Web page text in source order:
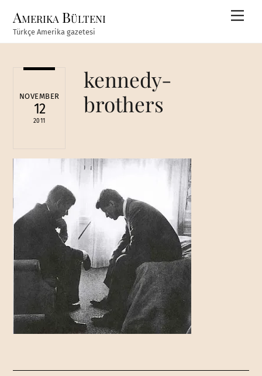
content
Amerika Bülteni
Türkçe Amerika gazetesi
NOVEMBER
12
2011
kennedy-
brothers